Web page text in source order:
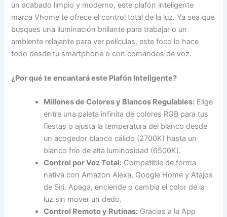
un acabado limpio y moderno, este plafón inteligente
marca Vhome te ofrece el control total de la luz. Ya sea que
busques una iluminación brillante para trabajar o un
ambiente relajante para ver películas, este foco lo hace
todo desde tu smartphone o con comandos de voz.
¿Por qué te encantará este Plafón Inteligente?
Millones de Colores y Blancos Regulables: Elige
entre una paleta infinita de colores RGB para tus
fiestas o ajusta la temperatura del blanco desde
un acogedor blanco cálido (2700K) hasta un
blanco frío de alta luminosidad (6500K).
Control por Voz Total: Compatible de forma
nativa con Amazon Alexa, Google Home y Atajos
de Siri. Apaga, enciende o cambia el color de la
luz sin mover un dedo.
Control Remoto y Rutinas: Gracias a la App